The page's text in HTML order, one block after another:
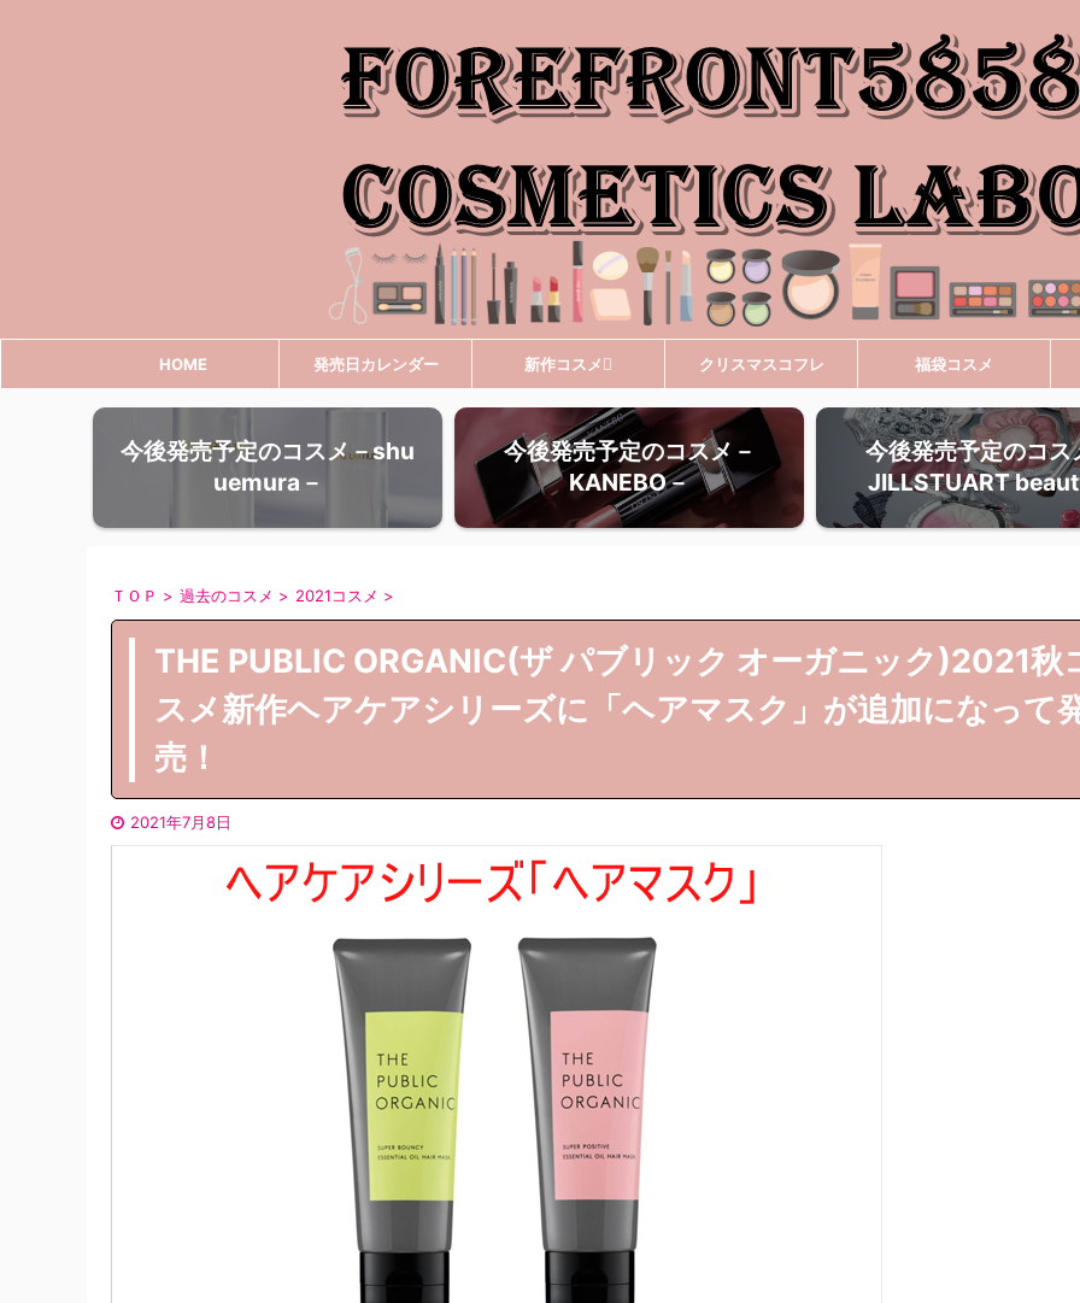
HOME 発売日カレンダー 新作コスメ クリスマスコフレ 福袋コスメ
今後発売予定のコスメ－shu
uemura－
今後発売予定のコスメ－
KANEBO－
今後発売予定のコス
JILLSTUART
ＴＯＰ > 過去のコスメ > 2021コスメ >
THE PUBLIC ORGANIC(ザ パブリック オーガニック)2021秋
スメ新作ヘアケアシリーズに「ヘアマスク」が追加になって
売！
2021年7月8日